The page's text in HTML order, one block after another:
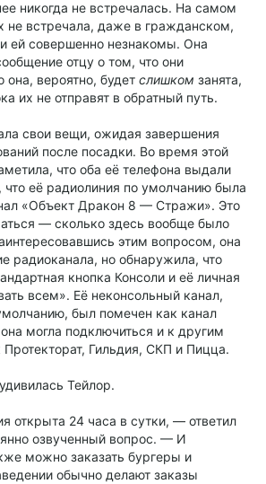
никогда не встречалась. На самом
не встречала, даже в гражданском,
ей совершенно незнакомы. Она
отцу о том, что они
она, вероятно, будет слишком занята,
их не отправят в обратный путь.
свои вещи, ожидая завершения
после посадки. Во время этой
что оба её телефона выдали
её радиолиния по умолчанию была
«Объект Дракон 8 — Стражи». Это
— сколько здесь вообще было
этим вопросом, она
радиоканала, но обнаружила, что
кнопка Консоли и её личная
всем». Её неконсольный канал,
был помечен как канал
могла подключиться и к другим
Гильдия, СКП и Пицца.
Тейлор.
открыта 24 часа в сутки, — ответил
озвученный вопрос. — И
можно заказать бургеры и
обычно делают заказы